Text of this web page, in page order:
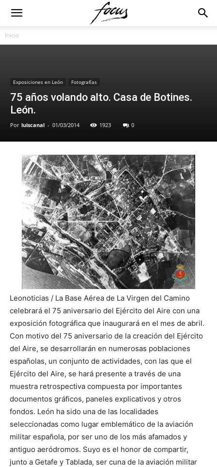
Inicio
Exposiciones en León Fotografías
75 años volando alto. Casa de Botines.
León.
Por luiscanal - 01/03/2014 1923 0
Leonoticias / La Base Aérea de La Virgen del Camino
celebrará el 75 aniversario del Ejército del Aire con una
exposición fotográfica que inaugurará en el mes de abril.
Con motivo del 75 aniversario de la creación del Ejército
del Aire, se desarrollarán en numerosas poblaciones
españolas, un conjunto de actividades, con las que el
Ejército del Aire, se hará presente a través de una
muestra retrospectiva compuesta por importantes
documentos gráficos, paneles explicativos y otros
fondos. León ha sido una de las localidades
seleccionadas como lugar emblemático de la aviación
militar española, por ser uno de los más afamados y
antiguo aeródromos. Suyo es el honor de compartir,
junto a Getafe y Tablada, ser cuna de la aviación militar